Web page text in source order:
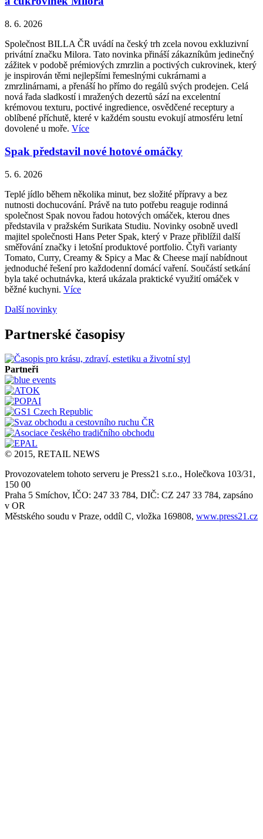
8. 6. 2026
Společnost BILLA ČR uvádí na český trh zcela novou exkluzivní
privátní značku Milora. Tato novinka přináší zákazníkům jedinečný
zážitek v podobě prémiových zmrzlin a poctivých cukrovinek, který
je inspirován těmi nejlepšími řemeslnými cukrárnami a
zmrzlinárnami, a přenáší ho přímo do regálů svých prodejen. Celá
nová řada sladkostí i mražených dezertů sází na excelentní
krémovou texturu, poctivé ingredience, osvědčené receptury a
oblíbené příchutě, které v každém soustu evokují atmosféru letní
dovolené u moře. Více
Spak představil nové hotové omáčky
5. 6. 2026
Teplé jídlo během několika minut, bez složité přípravy a bez
nutnosti dochucování. Právě na tuto potřebu reaguje rodinná
společnost Spak novou řadou hotových omáček, kterou dnes
představila v pražském Surikata Studiu. Novinky osobně uvedl
majitel společnosti Hans Peter Spak, který v Praze přiblížil další
směřování značky i letošní produktové portfolio. Čtyři varianty
Tomato, Curry, Creamy & Spicy a Mac & Cheese mají nabídnout
jednoduché řešení pro každodenní domácí vaření. Součástí setkání
byla také ochutnávka, která ukázala praktické využití omáček v
běžné kuchyni. Více
Další novinky
Partnerské časopisy
Partneři
© 2015, RETAIL NEWS
Provozovatelem tohoto serveru je Press21 s.r.o., Holečkova 103/31,
150 00
Praha 5 Smíchov, IČO: 247 33 784, DIČ: CZ 247 33 784, zapsáno
v OR
Městského soudu v Praze, oddíl C, vložka 169808, www.press21.cz